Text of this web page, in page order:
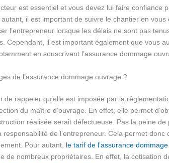
est essentiel et vous devez lui faire confiance
il est important de suivre le chantier en vous
l’entrepreneur lorsque les délais ne sont pas
Cependant, il est important également que vous
en souscrivant l’assurance dommage
de l’assurance dommage ouvrage ?
de rappeler qu’elle est imposée par la
du maître d’ouvrage. En effet, elle permet
réalisée serait défectueuse. Pas la peine
de l’entrepreneur. Cela permet donc
Pour autant, le tarif de l’assurance
de nombreux propriétaires. En effet, la cotisation